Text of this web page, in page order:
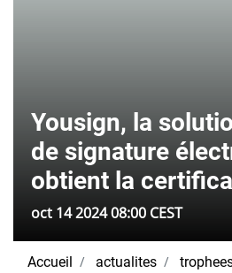
Yousign, la
de signature
obtient la
oct 14 2024 08:00 CEST
Accueil actualites